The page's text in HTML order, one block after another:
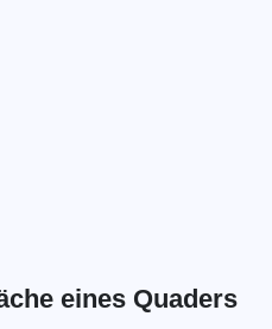
eines Quaders